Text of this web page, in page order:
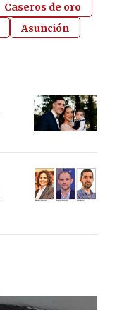
Caseros de oro
Asunción